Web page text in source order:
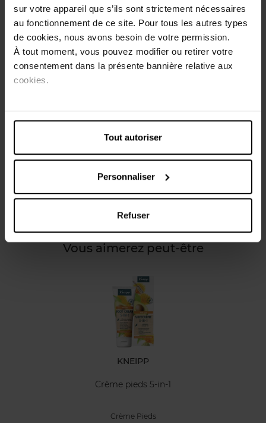
sur votre appareil que s’ils sont strictement nécessaires
au fonctionnement de ce site. Pour tous les autres types
de cookies, nous avons besoin de votre permission.
À tout moment, vous pouvez modifier ou retirer votre
consentement dans la présente bannière relative aux
cookies.
Tout autoriser
Personnaliser
Refuser
Ces cristaux pour bain de pieds au calendula et à l'huile
essentielle d'orange nettoient, rafraîchissent
immédiatement et soulagent la fatigue plantaire.
Conseils d'utilisation
Caractéristiques
Avis client
Vous aimerez peut-être
KNEIPP
Crème pieds 5-in-1
Crème Pieds